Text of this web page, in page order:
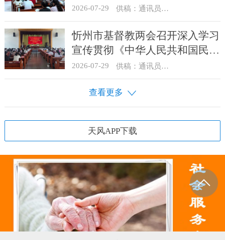
2026-07-29 供稿：通讯员 翟超
忻州市基督教两会召开深入学习
宣传贯彻《中华人民共和国民族
团结进步促进法》启动部署会
2026-07-29 供稿：通讯员 骆合祥
查看更多
天风APP下载